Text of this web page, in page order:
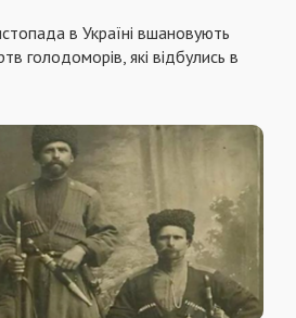
в Україні вшановують
голодоморів, які відбулись в